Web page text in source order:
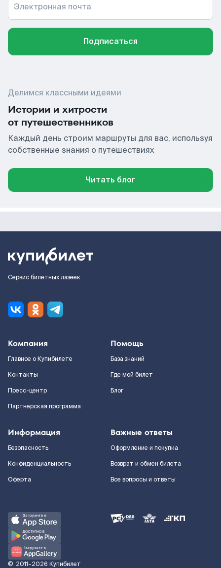
Электронная почта
Подписаться
Делимся классными идеями
Истории и хитрости
от путешественников
Каждый день строим маршруты для вас, используя
собственные знания о путешествиях
Читать блог
Сервис билетных лазеек
Компания
Главное о Купибилете
Контакты
Пресс-центр
Партнерская программа
Помощь
База знаний
Где мой билет
Блог
Информация
Безопасность
Конфиденциальность
Оферта
Важные ответы
Оформление и покупка
Возврат и обмен билета
Все вопросы и ответы
© 2011–2026 Купибилет